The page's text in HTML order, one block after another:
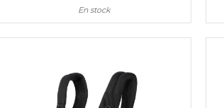
En stock